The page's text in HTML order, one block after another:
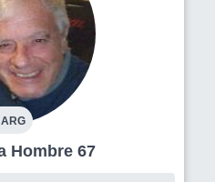
ARG
Saavedra Hombre 67